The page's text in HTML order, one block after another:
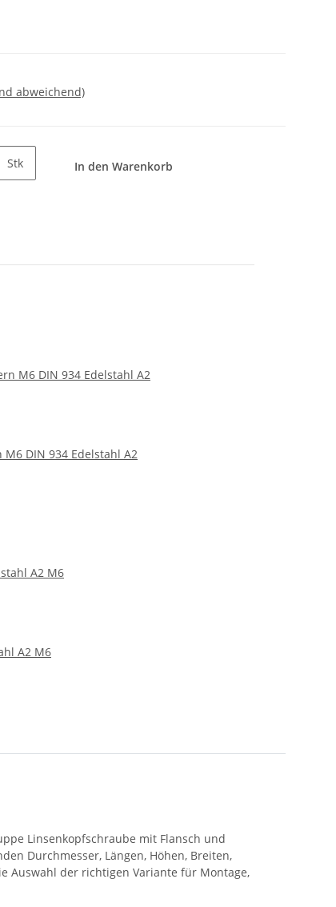
abweichend)
Stk In den Warenkorb
DIN 934 Edelstahl A2
A2 M6
Linsenkopfschraube mit Flansch und
Durchmesser, Längen, Höhen, Breiten,
Auswahl der richtigen Variante für Montage,